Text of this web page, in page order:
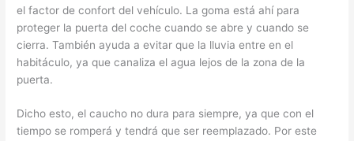
el factor de confort del vehículo. La goma está ahí para
proteger la puerta del coche cuando se abre y cuando se
cierra. También ayuda a evitar que la lluvia entre en el
habitáculo, ya que canaliza el agua lejos de la zona de la
puerta.
Dicho esto, el caucho no dura para siempre, ya que con el
tiempo se romperá y tendrá que ser reemplazado. Por este